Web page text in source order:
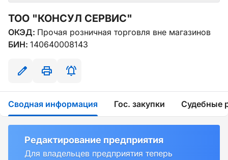
ТОО "КОНСУЛ СЕРВИС"
ОКЭД: Прочая розничная торговля вне магазинов
БИН: 140640008143
Сводная информация Гос. закупки Судебные
Редактирование предприятия
Для владельцев предприятия теперь